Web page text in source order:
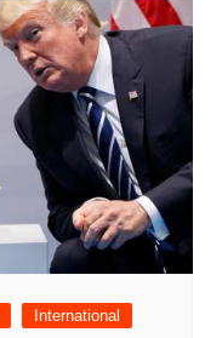
International